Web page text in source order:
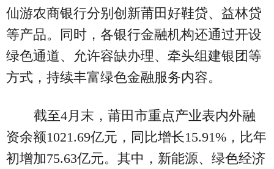
仙游农商银行分别创新莆田好鞋贷、益林贷
等产品。同时，各银行金融机构还通过开设
绿色通道、允许容缺办理、牵头组建银团等
方式，持续丰富绿色金融服务内容。
截至4月末，莆田市重点产业表内外融
资余额1021.69亿元，同比增长15.91%，比年
初增加75.63亿元。其中，新能源、绿色经济